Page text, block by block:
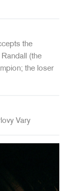
the
(the
the loser
Vary